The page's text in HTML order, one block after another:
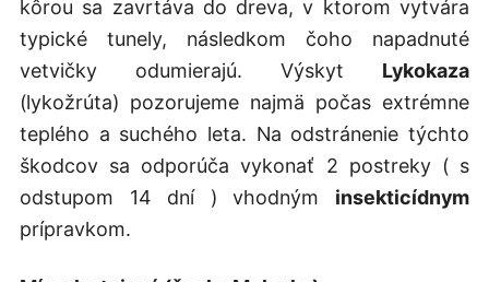
kôrou sa zavrtáva do dreva, v ktorom vytvára
typické tunely, následkom čoho napadnuté
vetvičky odumierajú. Výskyt Lykokaza
(lykožrúta) pozorujeme najmä počas extrémne
teplého a suchého leta. Na odstránenie týchto
škodcov sa odporúča vykonať 2 postreky ( s
odstupom 14 dní ) vhodným insekticídnym
prípravkom.